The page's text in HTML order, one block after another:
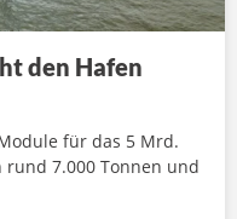
den Hafen
für das 5 Mrd.
rund 7.000 Tonnen und